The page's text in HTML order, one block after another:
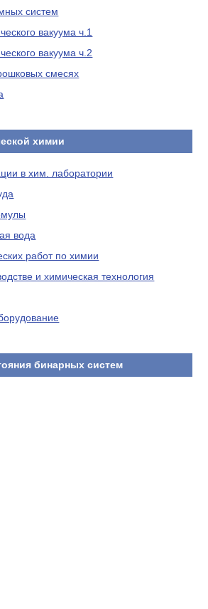
систем
вакуума ч.1
вакуума ч.2
смесях
химии
в хим. лаборатории
вода
работ по химии
и химическая технология
бинарных систем